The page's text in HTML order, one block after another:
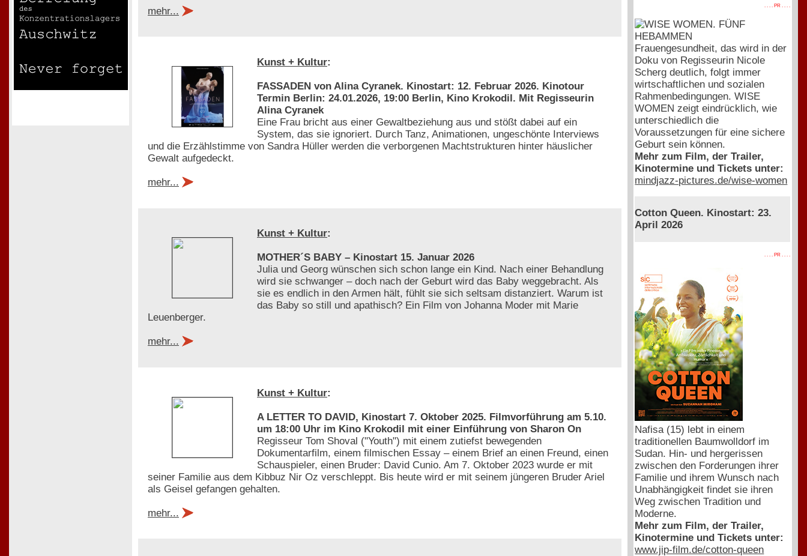
mehr...
Kunst + Kultur:
FASSADEN von Alina Cyranek. Kinostart: 12. Februar 2026. Kinotour
Termin Berlin: 24.01.2026, 19:00 Berlin, Kino Krokodil. Mit Regisseurin
Alina Cyranek
Eine Frau bricht aus einer Gewaltbeziehung aus und stößt dabei auf ein
System, das sie ignoriert. Durch Tanz, Animationen, ungeschönte Interviews
und die Erzählstimme von Sandra Hüller werden die verborgenen Machtstrukturen hinter häuslicher
Gewalt aufgedeckt.
mehr...
Kunst + Kultur:
MOTHER´S BABY – Kinostart 15. Januar 2026
Julia und Georg wünschen sich schon lange ein Kind. Nach einer Behandlung
wird sie schwanger – doch nach der Geburt wird das Baby weggebracht. Als
sie es endlich in den Armen hält, fühlt sie sich seltsam distanziert. Warum ist
das Baby so still und apathisch? Ein Film von Johanna Moder mit Marie
Leuenberger.
mehr...
Kunst + Kultur:
A LETTER TO DAVID, Kinostart 7. Oktober 2025. Filmvorführung am 5.10.
um 18:00 Uhr im Kino Krokodil mit einer Einführung von Sharon On
Regisseur Tom Shoval ("Youth") mit einem zutiefst bewegenden
Dokumentarfilm, einem filmischen Essay – einem Brief an einen Freund, einen
Schauspieler, einen Bruder: David Cunio. Am 7. Oktober 2023 wurde er mit
seiner Familie aus dem Kibbuz Nir Oz verschleppt. Bis heute wird er mit seinem jüngeren Bruder Ariel
als Geisel gefangen gehalten.
mehr...
. . . . PR . . . .
Frauengesundheit, das wird in der
Doku von Regisseurin Nicole
Scherg deutlich, folgt immer
wirtschaftlichen und sozialen
Rahmenbedingungen. WISE
WOMEN zeigt eindrücklich, wie
unterschiedlich die
Voraussetzungen für eine sichere
Geburt sein können.
Mehr zum Film, der Trailer,
Kinotermine und Tickets unter:
mindjazz-pictures.de/wise-women
Cotton Queen. Kinostart: 23.
April 2026
. . . . PR . . . .
Nafisa (15) lebt in einem
traditionellen Baumwolldorf im
Sudan. Hin- und hergerissen
zwischen den Forderungen ihrer
Familie und ihrem Wunsch nach
Unabhängigkeit findet sie ihren
Weg zwischen Tradition und
Moderne.
Mehr zum Film, der Trailer,
Kinotermine und Tickets unter:
www.jip-film.de/cotton-queen